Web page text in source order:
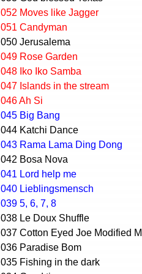
052 Moves like Jagger
051 Candyman
050 Jerusalema
049 Rose Garden
048
Iko Iko Samba
047 Islands in the stream
046 Ah Si
045 Big Bang
044 Katchi Dance
043 Rama Lama Ding Dong
042 Bosa Nova
041 Lord help me
040 Lieblingsmensch
039 5, 6, 7, 8
038 Le Doux Shuffle
037 Cotton Eyed Joe Modified
036 Paradise Bom
035 Fishing in the dark